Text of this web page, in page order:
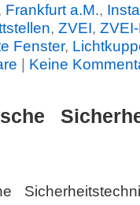
Frankfurt a.M.,
, ZVEI,
Fenster,
| Keine